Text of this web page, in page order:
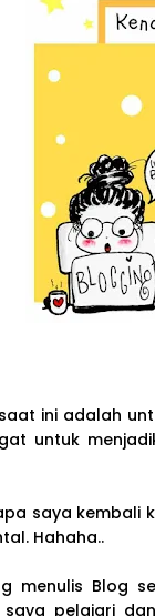
ini adalah
untuk
saya kembali
Hahaha..
menulis Blog
pelajari